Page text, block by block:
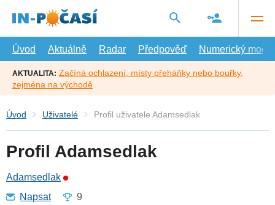
hlavní
Úvod
Aktuálně Radar Předpověď Numerický model
AKTUALITA: Začíná ochlazení, místy přeháňky nebo bouřky,
zejména na východě
Úvod Uživatelé Profil uživatele Adamsedlak
Profil Adamsedlak
Adamsedlak
Napsat
9